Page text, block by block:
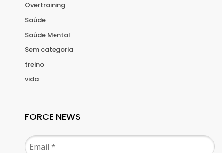
Overtraining
Saúde
Saúde Mental
Sem categoria
treino
vida
FORCE NEWS